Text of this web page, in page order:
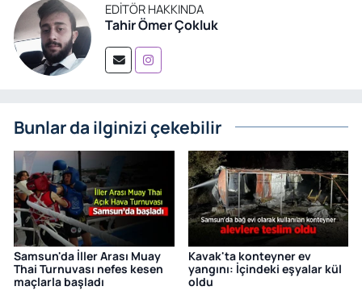
EDITÖR HAKKINDA
Tahir Ömer Çokluk
Bunlar da ilginizi çekebilir
Samsun'da İller Arası Muay
Thai Turnuvası nefes kesen
maçlarla başladı
Kavak'ta konteyner ev
yangını: İçindeki eşyalar kül
oldu